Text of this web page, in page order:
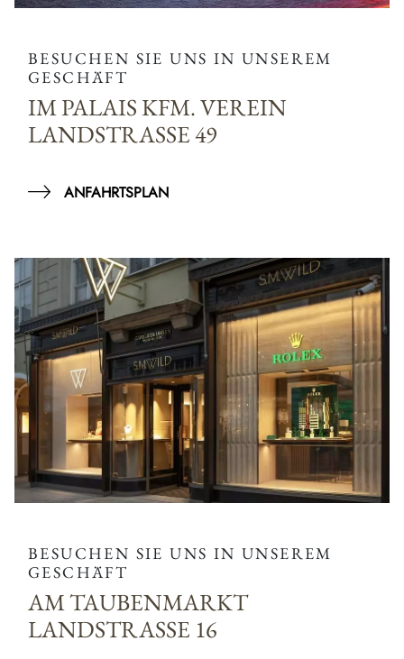
BESUCHEN SIE UNS IN UNSEREM
GESCHÄFT
IM PALAIS KFM. VEREIN
LANDSTRASSE 49
ANFAHRTSPLAN
BESUCHEN SIE UNS IN UNSEREM
GESCHÄFT
AM TAUBENMARKT
LANDSTRASSE 16